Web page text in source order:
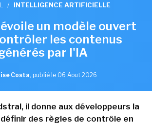
/ INTELLIGENCE ARTIFICIELLE
un modèle ouvert
les contenus
par l'IA
Costa, publié le 06 Aout 2026
il donne aux développeurs la
des règles de contrôle en